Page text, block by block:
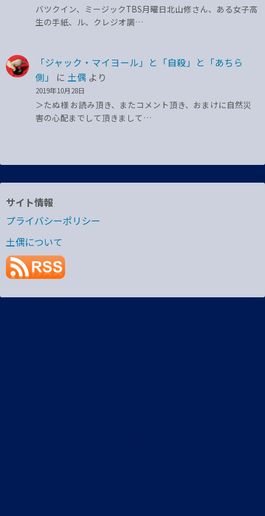
バツクイン、ミージックTBS月曜日北山修さん、ある女子高
生の手紙、ル、クレジオ調…
「ジャック・マイヨール」と「自殺」と「あちら
側」
に 土偶 より
2019年10月28日
＞たぬ様 お読み頂き、またコメント頂き、おまけに自然災
害の心配までして頂きまして…
サイト情報
プライバシーポリシー
土偶について